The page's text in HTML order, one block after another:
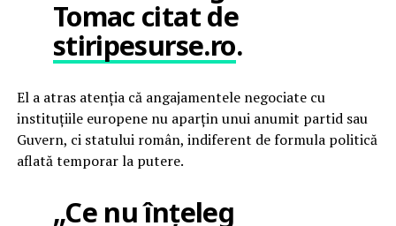
Tomac citat de
stiripesurse.ro.
El a atras atenția că angajamentele negociate cu
instituțiile europene nu aparțin unui anumit partid sau
Guvern, ci statului român, indiferent de formula politică
aflată temporar la putere.
„Ce nu înțeleg